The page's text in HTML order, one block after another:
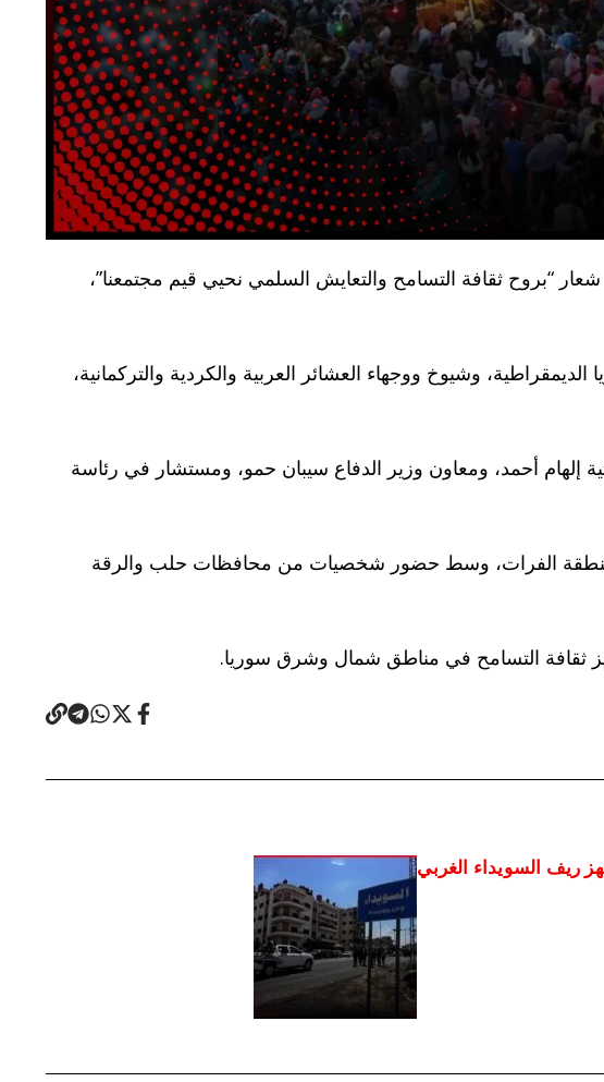
“بروح ثقافة التسامح والتعايش السلمي نحيي قيم مجتمعنا”،
وشيوخ ووجهاء العشائر العربية والكردية والتركمانية،
إلهام أحمد، ومعاون وزير الدفاع سيبان حمو، ومستشار في رئاسة
منطقة الفرات، وسط حضور شخصيات من محافظات حلب والرقة
ثقافة التسامح في مناطق شمال وشرق سوريا.
ريف السويداء الغربي